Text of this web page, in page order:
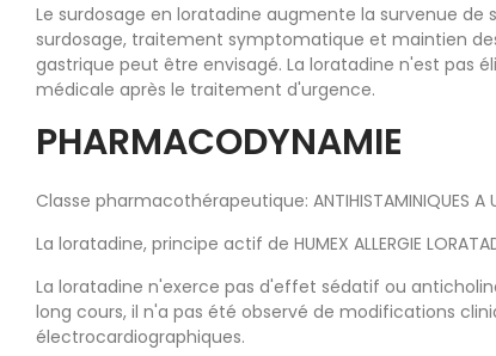
Le surdosage en loratadine augmente la survenue
surdosage, traitement symptomatique et maintien
gastrique peut être envisagé. La loratadine n'est pas
médicale après le traitement d'urgence.
PHARMACODYNAMIE
Classe pharmacothérapeutique: ANTIHISTAMINIQUES A
La loratadine, principe actif de HUMEX ALLERGIE
La loratadine n'exerce pas d'effet sédatif ou
long cours, il n'a pas été observé de modifications
électrocardiographiques.